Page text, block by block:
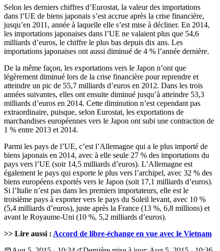
Selon les derniers chiffres d’Eurostat, la valeur des importations
dans l’UE de biens japonais s’est accrue après la crise financière,
jusqu’en 2011, année à laquelle elle s’est mise à décliner. En 2014,
les importations japonaises dans l’UE ne valaient plus que 54,6
milliards d’euros, le chiffre le plus bas depuis dix ans. Les
importations japonaises ont aussi diminué de 4 % l’année dernière.
De la même façon, les exportations vers le Japon n’ont que
légèrement diminué lors de la crise financière pour reprendre et
atteindre un pic de 55,7 milliards d’euros en 2012. Dans les trois
années suivantes, elles ont ensuite diminué jusqu’à atteindre 53,3
milliards d’euros en 2014. Cette diminution n’est cependant pas
extraordinaire, puisque, selon Eurostat, les exportations de
marchandises européennes vers le Japon ont subi une contraction de
1 % entre 2013 et 2014.
Parmi les pays de l’UE, c’est l’Allemagne qui a le plus importé de
biens japonais en 2014, avec à elle seule 27 % des importations du
pays vers l’UE (soir 14,5 milliards d’euros). L’Allemagne est
également le pays qui exporte le plus vers l’archipel, avec 32 % des
biens européens exportés vers le Japon (soit 17,1 milliards d’euros).
Si l’Italie n’est pas dans les premiers importateurs, elle est le
troisième pays à exporter vers le pays du Soleil levant, avec 10 %
(5,4 milliards d’euros), juste après la France (13 %, 6,8 millions) et
avant le Royaume-Uni (10 %, 5,2 milliards d’euros).
>> Lire aussi : Accord de libre-échange en vue avec le Vietnam